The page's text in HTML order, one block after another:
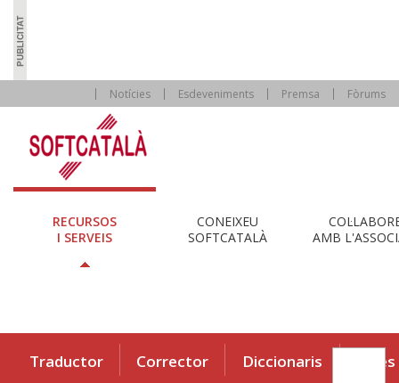
Notícies Esdeveniments Premsa Fòrums
RECURSOS
I SERVEIS
CONEIXEU
SOFTCATALÀ
AMB
Traductor Corrector Diccionaris Eines